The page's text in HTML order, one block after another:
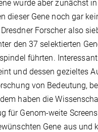
wurde aber zunächst
dieser Gene noch gar
Forscher also
den 37 selektierten
führten.
und dessen gezieltes
von Bedeutung,
haben die
für Genom-weite
Gene aus